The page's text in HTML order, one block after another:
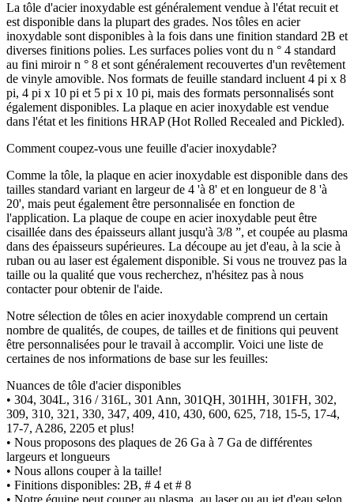
La tôle d'acier inoxydable est généralement vendue à l'état recuit et
est disponible dans la plupart des grades. Nos tôles en acier
inoxydable sont disponibles à la fois dans une finition standard 2B et
diverses finitions polies. Les surfaces polies vont du n ° 4 standard
au fini miroir n ° 8 et sont généralement recouvertes d'un revêtement
de vinyle amovible. Nos formats de feuille standard incluent 4 pi x 8
pi, 4 pi x 10 pi et 5 pi x 10 pi, mais des formats personnalisés sont
également disponibles. La plaque en acier inoxydable est vendue
dans l'état et les finitions HRAP (Hot Rolled Recealed and Pickled).
Comment coupez-vous une feuille d'acier inoxydable?
Comme la tôle, la plaque en acier inoxydable est disponible dans des
tailles standard variant en largeur de 4 'à 8' et en longueur de 8 'à
20', mais peut également être personnalisée en fonction de
l'application. La plaque de coupe en acier inoxydable peut être
cisaillée dans des épaisseurs allant jusqu'à 3/8 ”, et coupée au plasma
dans des épaisseurs supérieures. La découpe au jet d'eau, à la scie à
ruban ou au laser est également disponible. Si vous ne trouvez pas la
taille ou la qualité que vous recherchez, n'hésitez pas à nous
contacter pour obtenir de l'aide.
Notre sélection de tôles en acier inoxydable comprend un certain
nombre de qualités, de coupes, de tailles et de finitions qui peuvent
être personnalisées pour le travail à accomplir. Voici une liste de
certaines de nos informations de base sur les feuilles:
Nuances de tôle d'acier disponibles
• 304, 304L, 316 / 316L, 301 Ann, 301QH, 301HH, 301FH, 302,
309, 310, 321, 330, 347, 409, 410, 430, 600, 625, 718, 15-5, 17-4,
17-7, A286, 2205 et plus!
• Nous proposons des plaques de 26 Ga à 7 Ga de différentes
largeurs et longueurs
• Nous allons couper à la taille!
• Finitions disponibles: 2B, # 4 et # 8